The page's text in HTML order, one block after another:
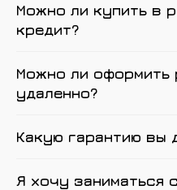
Можно ли купить в
кредит?
Можно ли оформить
удаленно?
Какую гарантию вы
Я хочу заниматься